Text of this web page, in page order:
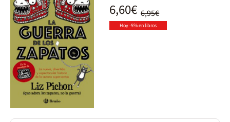
6,95€
6,60€
Hoy -5% en libros